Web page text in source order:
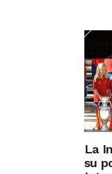
La
su